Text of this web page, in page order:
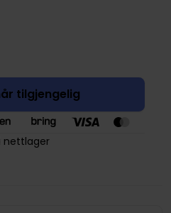
tilgjengelig
nettlager